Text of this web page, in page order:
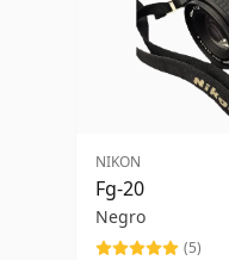
NIKON
Fg-20
Negro
(5)